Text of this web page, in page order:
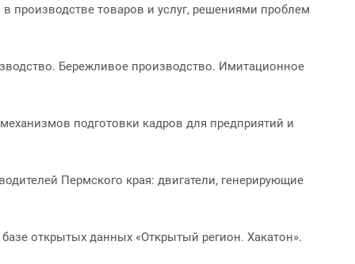
производстве товаров и услуг, решениями проблем
Бережливое производство. Имитационное
подготовки кадров для предприятий и
Пермского края: двигатели, генерирующие
открытых данных «Открытый регион. Хакатон».